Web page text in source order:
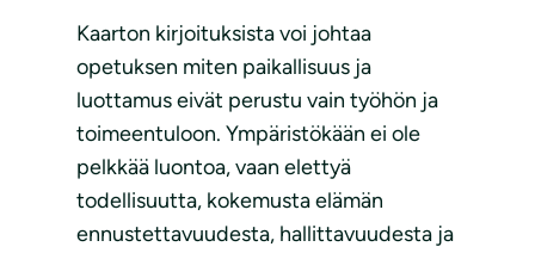
Kaarton kirjoituksista voi johtaa
opetuksen miten paikallisuus ja
luottamus eivät perustu vain työhön ja
toimeentuloon. Ympäristökään ei ole
pelkkää luontoa, vaan elettyä
todellisuutta, kokemusta elämän
ennustettavuudesta, hallittavuudesta ja